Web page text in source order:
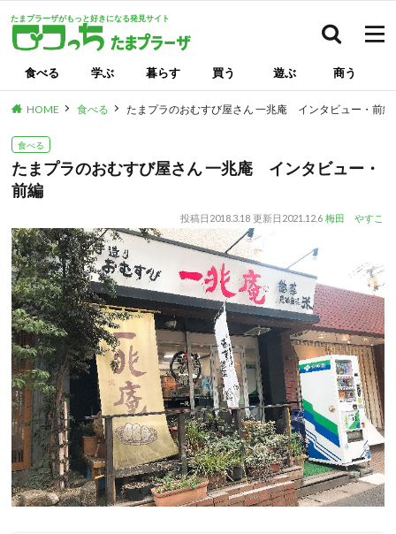
たまプラーザがもっと好きになる発見サイト
食べる 学ぶ 暮らす 買う 遊ぶ 商う
HOME 食べる たまプラのおむすび屋さん 一兆庵 インタビュー・前編
食べる
たまプラのおむすび屋さん 一兆庵 インタビュー・
前編
投稿日 2018.3.18 更新日 2021.12.6 梅田 やすこ